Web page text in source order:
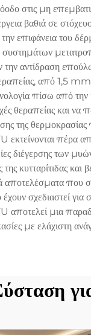
στις μη
βαθιά σε
επιφάνεια του
αντίδραση
από 1,5 mm
πίσω από
θεραπείας και
της
εκτείνονται
διέγερσης των
και
αποτελέσματα
σχεδιαστεί για
μια
με ελάχιστη